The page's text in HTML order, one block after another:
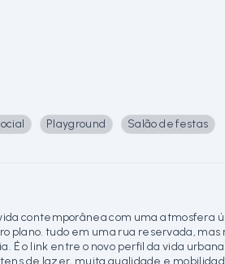
Playground Salão de festas
contemporânea com uma atmosfera
plano. tudo em uma rua reservada, mas
É o link entre o novo perfil da vida
de lazer, muita qualidade e